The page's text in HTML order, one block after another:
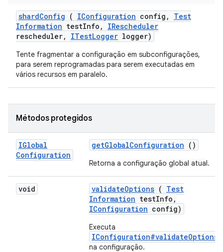
shardConfig ( IConfiguration config ,
Test
Information testInfo ,
IRescheduler
rescheduler, ITestLogger logger)
Tente fragmentar a configuração em subconfigurações,
para serem reprogramadas para serem executadas em
vários recursos em paralelo.
Métodos protegidos
IGlobal
Configuration
getGlobalConfiguration ()
Retorna a configuração global atual.
void validateOptions ( Test
Information testInfo ,
IConfiguration config)
Executa
na configuração.